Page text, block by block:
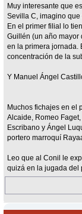
Muy interesante que
Sevilla C, imagino
En el primer filial lo
Guillén (un año mayor
en la primera jornada.
concentración de la
Y Manuel Ángel
Muchos fichajes en el
Alcaide, Romeo
Escribano y Ángel
portero marroquí
Leo que al Conil le
quizá en la jugada del